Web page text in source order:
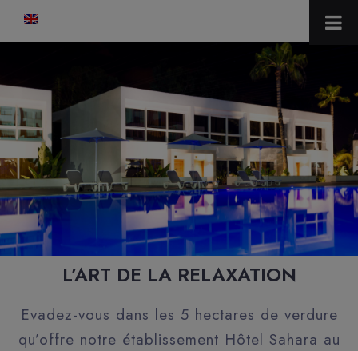
L’ART DE LA RELAXATION
Evadez-vous dans les 5 hectares de verdure
qu’offre notre établissement Hôtel Sahara au